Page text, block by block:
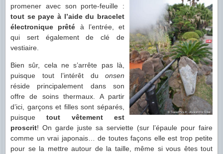
promener avec son porte-feuille :
tout se paye à l’aide du bracelet
électronique prêté à l’entrée, et
qui sert également de clé de
vestiaire.
Bien sûr, cela ne s’arrête pas là,
puisque tout l’intérêt du onsen
réside principalement dans son
offre de soins thermaux. A partir
d’ici, garçons et filles sont séparés,
puisquetout vêtement est
proscrit! On garde juste sa serviette (sur l’épaule pour faire
comme un vrai japonais… de toutes façons elle est trop petite
pour se la mettre autour de la taille, même si vous êtes tout